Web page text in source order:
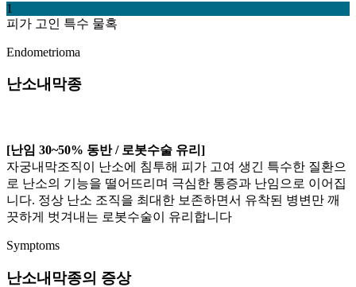
1
피가 고인 특수 물혹
Endometrioma
난소내막종
[난임 30~50% 동반 / 로봇수술 유리]
자궁내막조직이 난소에 침투해 피가 고여 생긴 특수한 질환으
로 난소의 기능을 떨어뜨리며 극심한 통증과 난임으로 이어집
니다. 정상 난소 조직을 최대한 보존하면서 유착된 병변만 깨
끗하게 벗겨내는 로봇수술이 유리합니다
Symptoms
난소내막종의 증상